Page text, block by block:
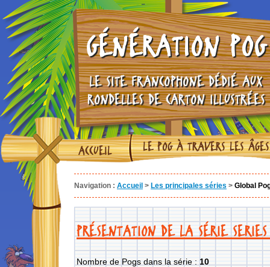
GÉNÉRATION POG
LE SITE FRANCOPHONE DÉDIÉ AUX
RONDELLES DE CARTON ILLUSTRÉES
ACCUEIL LE POG À TRAVERS LES ÂGES
Navigation : Accueil > Les principales séries > Global
PRÉSENTATION DE LA SÉRIE
Nombre de Pogs dans la série : 10